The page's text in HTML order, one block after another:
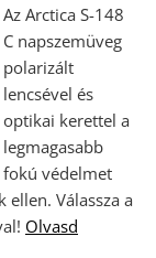
Az Arctica S-148
C napszemüveg
polarizált
lencsével és
optikai kerettel a
legmagasabb
fokú védelmet
ellen. Válassza a
Olvasd